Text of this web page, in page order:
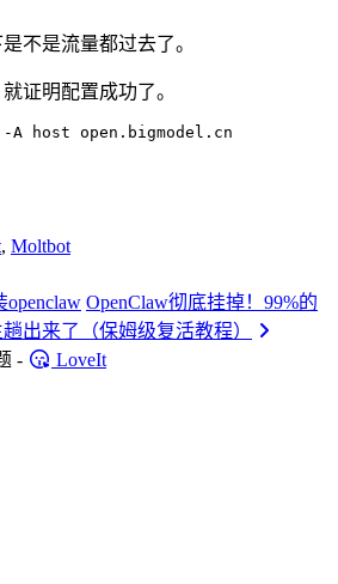
不是流量都过去了。
证明配置成功了。
, Moltbot
OpenClaw彻底挂掉！99%的
出来了（保姆级复活教程）
-
LoveIt